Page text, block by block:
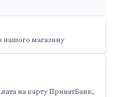
нашого магазину
на карту ПриватБанк,